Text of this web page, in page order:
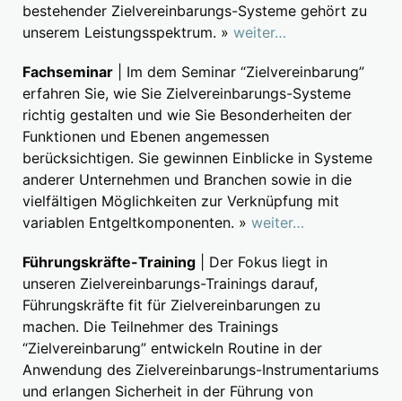
bestehender Zielvereinbarungs-Systeme gehört zu
unserem Leistungsspektrum. » weiter…
Fachseminar | Im dem Seminar “Zielvereinbarung”
erfahren Sie, wie Sie Zielvereinbarungs-Systeme
richtig gestalten und wie Sie Besonderheiten der
Funktionen und Ebenen angemessen
berücksichtigen. Sie gewinnen Einblicke in Systeme
anderer Unternehmen und Branchen sowie in die
vielfältigen Möglichkeiten zur Verknüpfung mit
variablen Entgeltkomponenten. » weiter…
Führungskräfte-Training | Der Fokus liegt in
unseren Zielvereinbarungs-Trainings darauf,
Führungskräfte fit für Zielvereinbarungen zu
machen. Die Teilnehmer des Trainings
“Zielvereinbarung” entwickeln Routine in der
Anwendung des Zielvereinbarungs-Instrumentariums
und erlangen Sicherheit in der Führung von